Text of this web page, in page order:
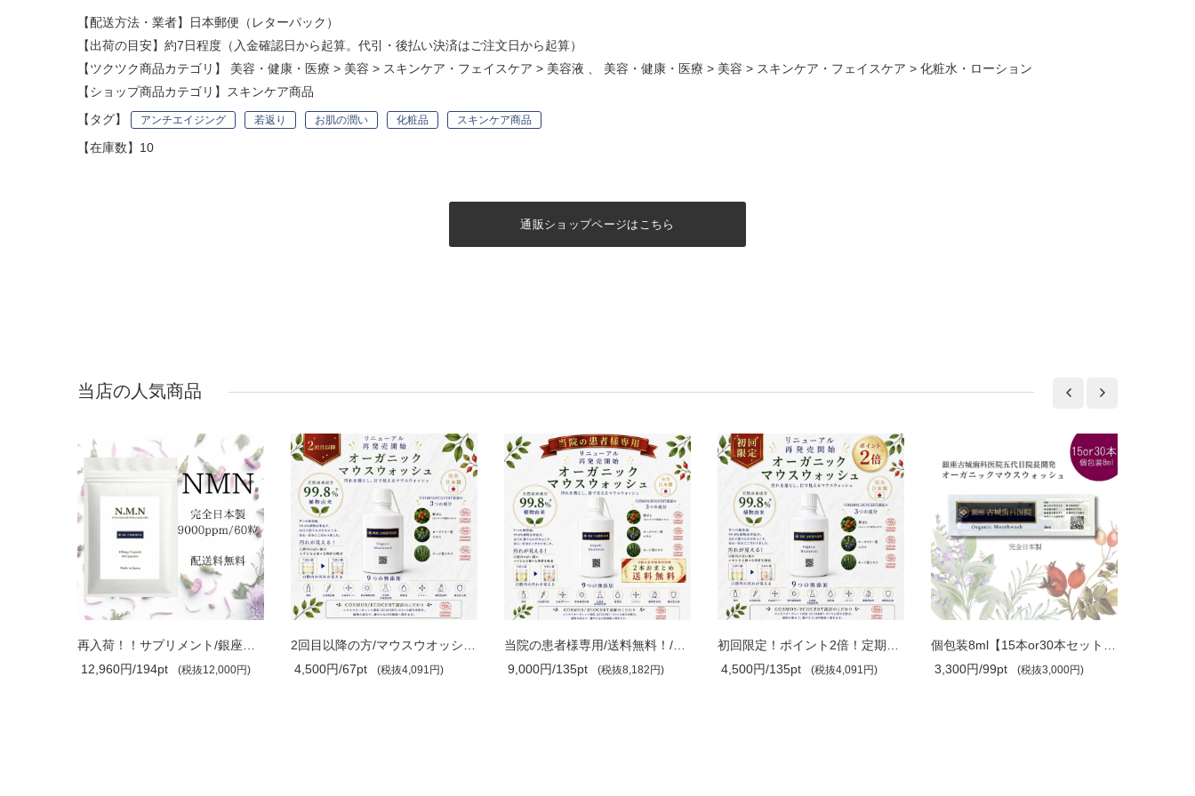
【配送方法・業者】日本郵便（レターパック）
【出荷の目安】約7日程度（入金確認日から起算。代引・後払い決済はご注文日から起算）
【ツクツク商品カテゴリ】 美容・健康・医療 > 美容 > スキンケア・フェイスケア > 美容液 美容・健康・医療 > 美容 > スキンケア・フェイスケア > 化粧水・ローション
【ショップ商品カテゴリ】
スキンケア商品
【タグ】
アンチエイジング 若返り お肌の潤い 化粧品 スキンケア商品
【在庫数】10
通販ショップページはこちら
当店の人気商品
12,960円/194pt
(税抜12,000円)
4,500円/67pt
(税抜4,091円)
9,000円/135pt
(税抜8,182円)
4,500円/135pt
(税抜4,091円)
3,300円/99pt
(税抜3,000円)